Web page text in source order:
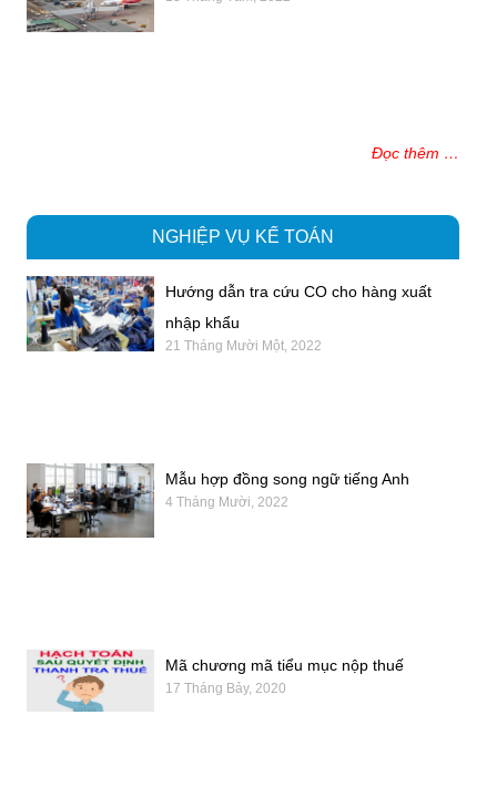
Đọc thêm …
NGHIỆP VỤ KẾ TOÁN
Hướng dẫn tra cứu CO cho hàng xuất
nhập khẩu
21 Tháng Mười Một, 2022
Mẫu hợp đồng song ngữ tiếng Anh
4 Tháng Mười, 2022
Mã chương mã tiểu mục nộp thuế
17 Tháng Bảy, 2020